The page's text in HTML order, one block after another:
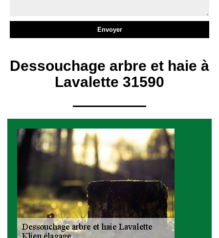
Dessouchage arbre et haie à
Lavalette 31590